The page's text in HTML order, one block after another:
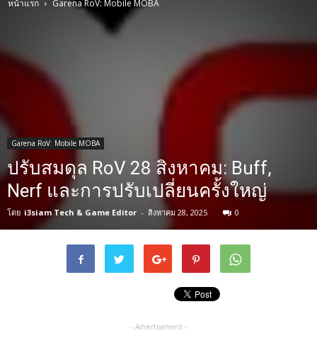
หน้าแรก Garena RoV: Mobile MOBA
Garena RoV: Mobile MOBA
ปรับสมดุล RoV 28 สิงหาคม: Buff,
Nerf และการปรับเปลี่ยนครั้งใหญ่
โดย i3siam Tech & Game Editor - สิงหาคม 28, 2025 0
- Advertisement -